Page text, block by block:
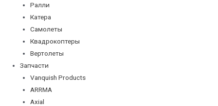
Ралли
Катера
Самолеты
Квадрокоптеры
Вертолеты
Запчасти
Vanquish Products
ARRMA
Axial